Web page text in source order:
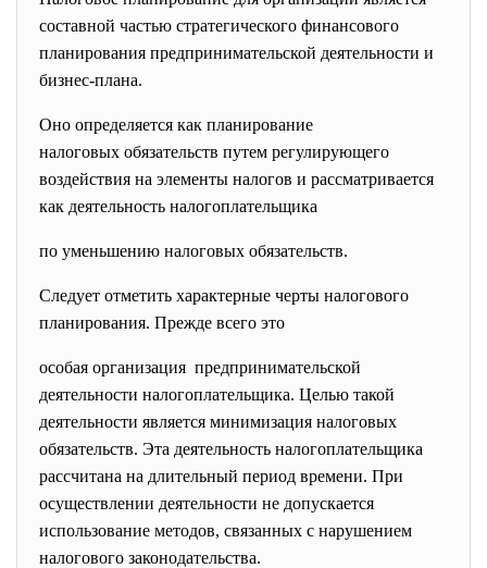
составной частью стратегического финансового
планирования предпринимательской деятельности и
бизнес-плана.
Оно определяется как планирование
налоговых обязательств путем регулирующего
воздействия на элементы налогов и рассматривается
как деятельность налогоплательщика
по уменьшению налоговых обязательств.
Следует отметить характерные черты налогового
планирования. Прежде всего это
особая организация предпринимательской
деятельности налогоплательщика. Целью такой
деятельности является минимизация налоговых
обязательств. Эта деятельность налогоплательщика
рассчитана на длительный период времени. При
осуществлении деятельности не допускается
использование методов, связанных с нарушением
налогового законодательства.